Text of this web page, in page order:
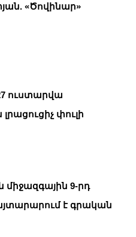
«Ծովինար»
ուստարվա
լրացուցիչ փուլի
միջազգային 9-րդ
է գրական